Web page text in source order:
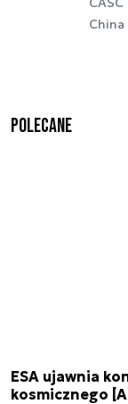
China
Polecane
ESA ujawnia
kosmicznego